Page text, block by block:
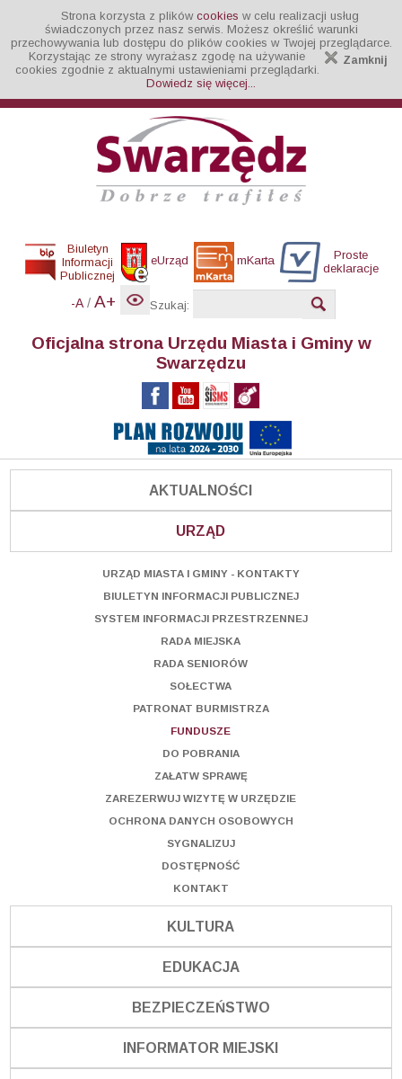
Strona korzysta z plików cookies w celu realizacji usług
świadczonych przez nasz serwis. Możesz określić warunki
przechowywania lub dostępu do plików cookies w Twojej przeglądarce.
Zamknij
Korzystając ze strony wyrażasz zgodę na używanie
cookies zgodnie z aktualnymi ustawieniami przeglądarki.
Dowiedz się więcej...
Biuletyn
Informacji
Publicznej
eUrząd mKarta
Proste
deklaracje
-A / A+ Szukaj:
Oficjalna strona Urzędu Miasta i Gminy w
Swarzędzu
AKTUALNOŚCI
URZĄD
URZĄD MIASTA I GMINY - KONTAKTY
BIULETYN INFORMACJI PUBLICZNEJ
SYSTEM INFORMACJI PRZESTRZENNEJ
RADA MIEJSKA
RADA SENIORÓW
SOŁECTWA
PATRONAT BURMISTRZA
FUNDUSZE
DO POBRANIA
ZAŁATW SPRAWĘ
ZAREZERWUJ WIZYTĘ W URZĘDZIE
OCHRONA DANYCH OSOBOWYCH
SYGNALIZUJ
DOSTĘPNOŚĆ
KONTAKT
KULTURA
EDUKACJA
BEZPIECZEŃSTWO
INFORMATOR MIEJSKI